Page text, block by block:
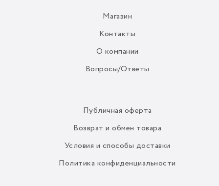
Магазин
Контакты
О компании
Вопросы/Ответы
Публичная оферта
Возврат и обмен товара
Условия и способы доставки
Политика конфиденциальности